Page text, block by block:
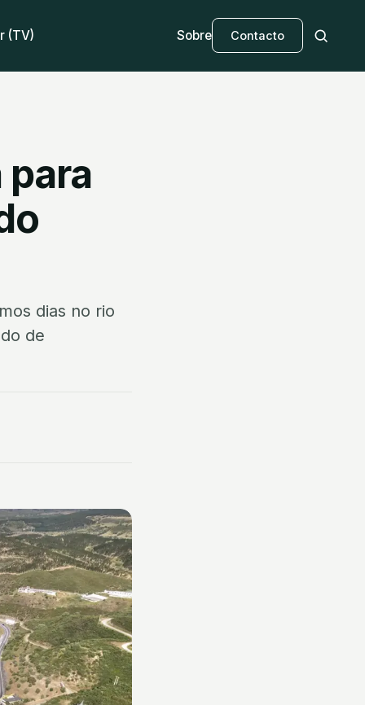
(TV) Sobre Contacto
dias no rio
de